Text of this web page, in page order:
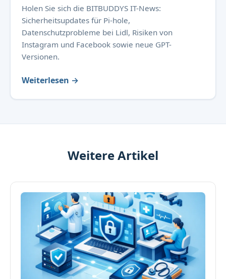
Holen Sie sich die BITBUDDYS IT-News:
Sicherheitsupdates für Pi-hole,
Datenschutzprobleme bei Lidl, Risiken von
Instagram und Facebook sowie neue GPT-
Versionen.
Weiterlesen →
Weitere Artikel